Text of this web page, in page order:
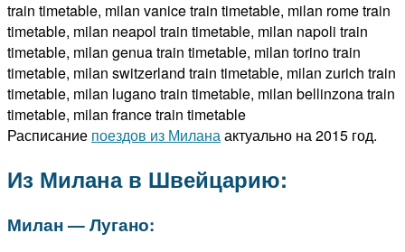
Расписание поездов из Миланаактуально на 2015 год.
Из Милана в Швейцарию:
Милан — Лугано: